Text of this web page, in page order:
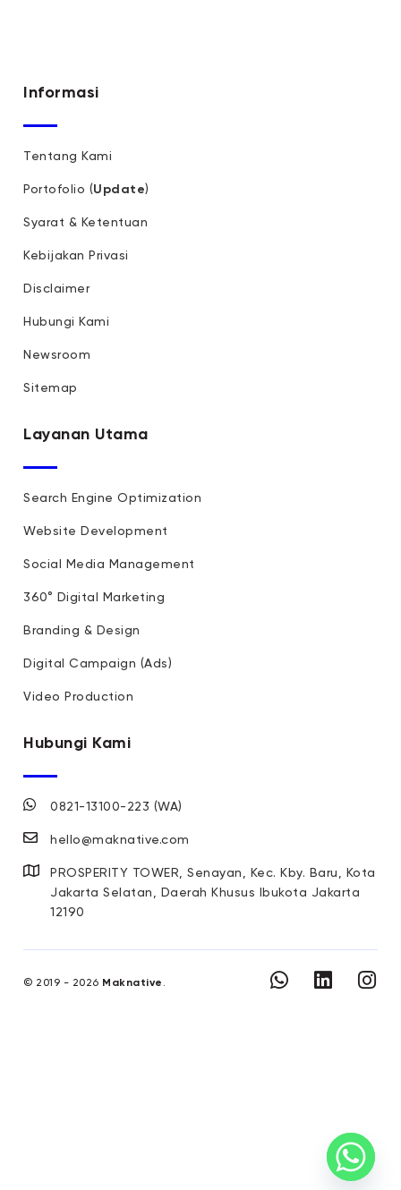
Informasi
Tentang Kami
Portofolio (Update)
Syarat & Ketentuan
Kebijakan Privasi
Disclaimer
Hubungi Kami
Newsroom
Sitemap
Layanan Utama
Search Engine Optimization
Website Development
Social Media Management
360° Digital Marketing
Branding & Design
Digital Campaign (Ads)
Video Production
Hubungi Kami
0821-13100-223 (WA)
hello@maknative.com
PROSPERITY TOWER, Senayan, Kec. Kby. Baru, Kota
Jakarta Selatan, Daerah Khusus Ibukota Jakarta
12190
© 2019 - 2026 Maknative .